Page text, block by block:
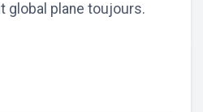
global plane toujours.